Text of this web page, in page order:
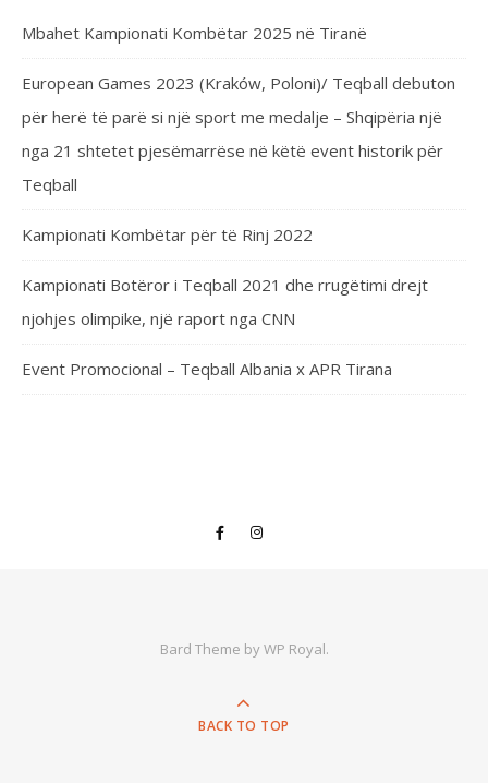
Mbahet Kampionati Kombëtar 2025 në Tiranë
European Games 2023 (Kraków, Poloni)/ Teqball debuton
për herë të parë si një sport me medalje – Shqipëria një
nga 21 shtetet pjesëmarrëse në këtë event historik për
Teqball
Kampionati Kombëtar për të Rinj 2022
Kampionati Botëror i Teqball 2021 dhe rrugëtimi drejt
njohjes olimpike, një raport nga CNN
Event Promocional – Teqball Albania x APR Tirana
Bard Theme byWP Royal.
BACK TO TOP